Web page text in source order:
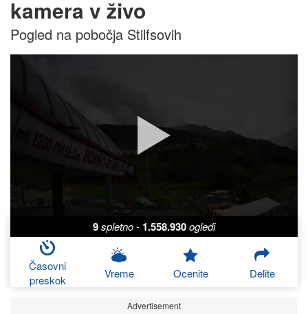
kamera v živo
Pogled na pobočja Stilfsovih
9spletno- 1.558.930ogledi
Časovni
preskok
Vreme Ocenite Delite
Advertisement